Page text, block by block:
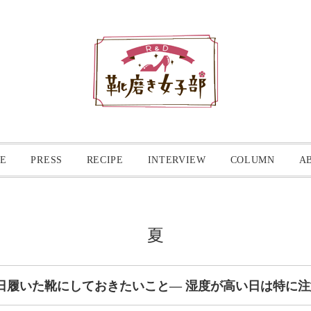
PRESS RECIPE INTERVIEW COLUMN
夏
履いた靴にしておきたいこと― 湿度が高い日は特に